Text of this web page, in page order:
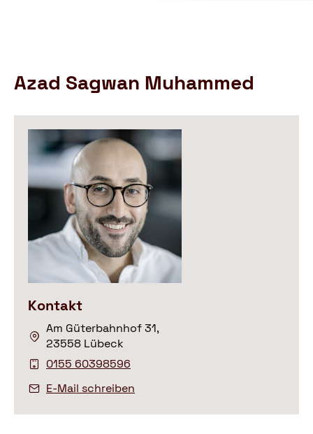
Azad Sagwan Muhammed
Kontakt
Am Güterbahnhof 31,
23558 Lübeck
0155 60398596
E-Mail schreiben